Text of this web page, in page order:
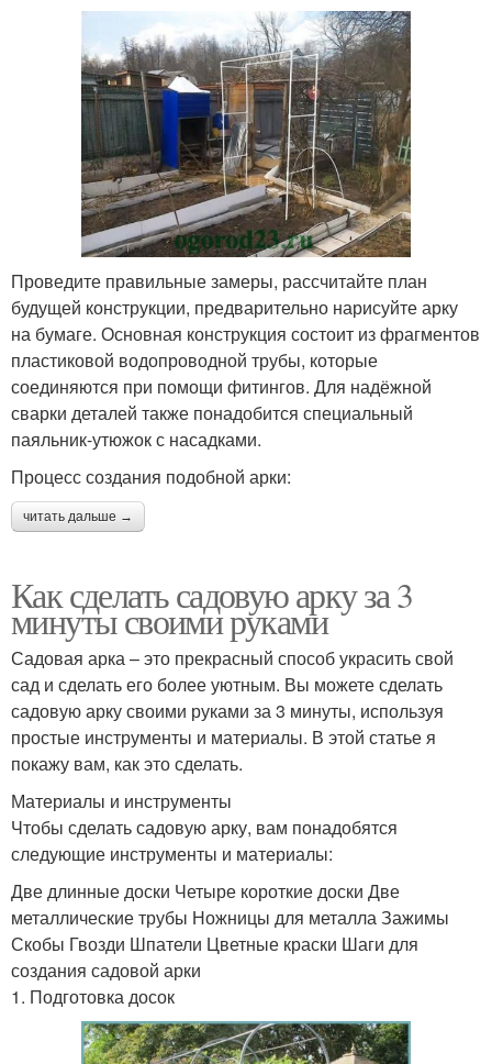
Проведите правильные замеры, рассчитайте план
будущей конструкции, предварительно нарисуйте арку
на бумаге. Основная конструкция состоит из фрагментов
пластиковой водопроводной трубы, которые
соединяются при помощи фитингов. Для надёжной
сварки деталей также понадобится специальный
паяльник-утюжок с насадками.
Процесс создания подобной арки:
читать дальше →
Как сделать садовую арку за 3
минуты своими руками
Садовая арка – это прекрасный способ украсить свой
сад и сделать его более уютным. Вы можете сделать
садовую арку своими руками за 3 минуты, используя
простые инструменты и материалы. В этой статье я
покажу вам, как это сделать.
Материалы и инструменты
Чтобы сделать садовую арку, вам понадобятся
следующие инструменты и материалы:
Две длинные доски Четыре короткие доски Две
металлические трубы Ножницы для металла Зажимы
Скобы Гвозди Шпатели Цветные краски Шаги для
создания садовой арки
1. Подготовка досок